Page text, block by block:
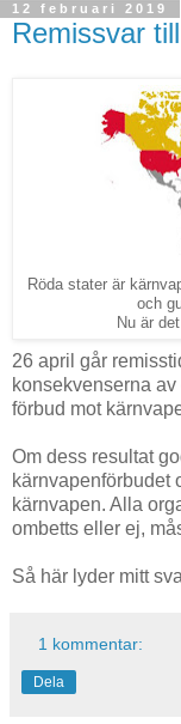
SSU och övriga S-
regeringens ton i
Dagens nyheter
Såväl SSU som
Socialdemokrater
undertecknande
tio S-märkta
Thage G
12 februari 2019
Remissvar
Röda stater är
och
Nu är
26 april går
konsekvenserna
förbud mot
Om dess resultat
kärnvapenförbudet
kärnvapen. Alla
ombetts eller ej,
Så här lyder mitt
1 kommentar:
Dela
Mike Pompeo
budskap som